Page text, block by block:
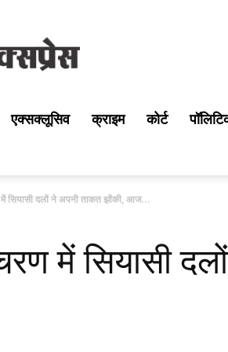
एक्सक्लूसिव क्राइम कोर्ट
सियासी दलों ने अपनी ताकत झोंकी, आज...
में सियासी